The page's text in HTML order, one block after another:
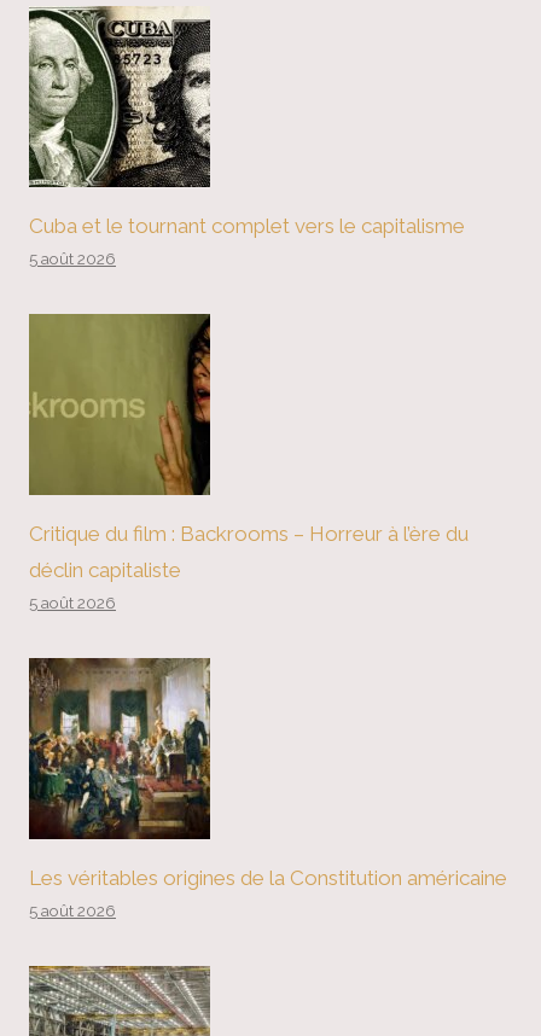
Cuba et le tournant complet vers le capitalisme
5 août 2026
Critique du film : Backrooms – Horreur à l’ère du
déclin capitaliste
5 août 2026
Les véritables origines de la Constitution américaine
5 août 2026